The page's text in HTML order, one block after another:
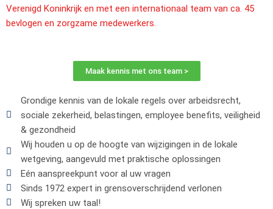
Verenigd Koninkrijk en met een internationaal team van ca. 45
bevlogen en zorgzame medewerkers.
Maak kennis met ons team >
Grondige kennis van de lokale regels over arbeidsrecht,
sociale zekerheid, belastingen, employee benefits, veiligheid
& gezondheid
Wij houden u op de hoogte van wijzigingen in de lokale
wetgeving, aangevuld met praktische oplossingen
Eén aanspreekpunt voor al uw vragen
Sinds 1972 expert in grensoverschrijdend verlonen
Wij spreken uw taal!